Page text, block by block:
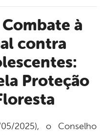
contra
Proteção
2025), o Conselho